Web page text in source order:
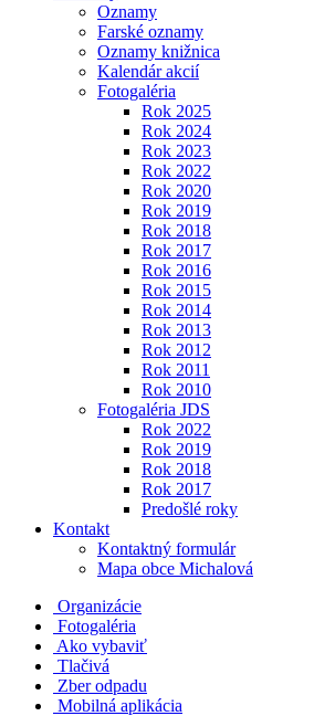
Oznamy
Farské oznamy
Oznamy knižnica
Kalendár akcií
Fotogaléria
Rok 2025
Rok 2024
Rok 2023
Rok 2022
Rok 2020
Rok 2019
Rok 2018
Rok 2017
Rok 2016
Rok 2015
Rok 2014
Rok 2013
Rok 2012
Rok 2011
Rok 2010
Fotogaléria JDS
Rok 2022
Rok 2019
Rok 2018
Rok 2017
Predošlé roky
Kontakt
Kontaktný formulár
Mapa obce Michalová
Organizácie
Fotogaléria
Ako vybaviť
Tlačivá
Zber odpadu
Mobilná aplikácia